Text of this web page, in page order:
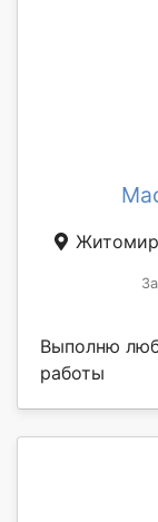
Житомир
Выполню
работы